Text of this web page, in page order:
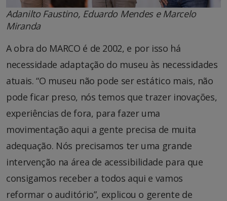
Adanilto Faustino, Eduardo Mendes e Marcelo
Miranda
A obra do MARCO é de 2002, e por isso há
necessidade adaptação do museu às necessidades
atuais. “O museu não pode ser estático mais, não
pode ficar preso, nós temos que trazer inovações,
experiências de fora, para fazer uma
movimentação aqui a gente precisa de muita
adequação. Nós precisamos ter uma grande
intervenção na área de acessibilidade para que
consigamos receber a todos aqui e vamos
reformar o auditório”, explicou o gerente de